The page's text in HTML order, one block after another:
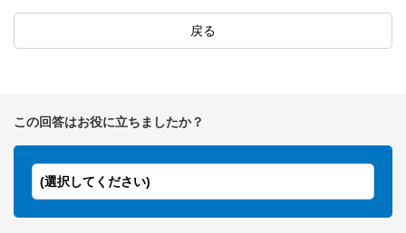
戻る
この回答はお役に立ちましたか？
(選択してください)